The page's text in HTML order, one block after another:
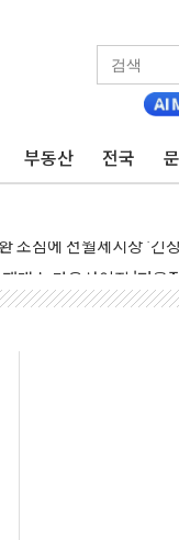
부동산 전국
령 서명…출생시민권 제
부족설 일축 "막대한
매수·다운사이징 '저울
음 과제는 '외형 확대'
5거래일 랠리 '마침표'
막바지.."美와 직접 협상
견·주요 정당 - 8월 7일